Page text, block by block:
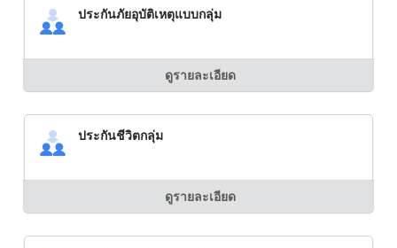
ประกันภัยอุบัติเหตุแบบกลุ่ม
ดูรายละเอียด
ประกันชีวิตกลุ่ม
ดูรายละเอียด